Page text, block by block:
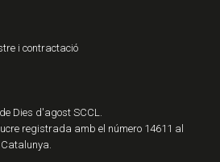
i contractació
Dies d'agost SCCL.
registrada amb el número 14611 al